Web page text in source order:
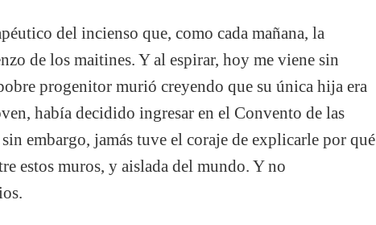
del incienso que, como cada mañana, la
de los maitines. Y al espirar, hoy me viene sin
progenitor murió creyendo que su única hija era
había decidido ingresar en el Convento de las
embargo, jamás tuve el coraje de explicarle por qué
estos muros, y aislada del mundo. Y no